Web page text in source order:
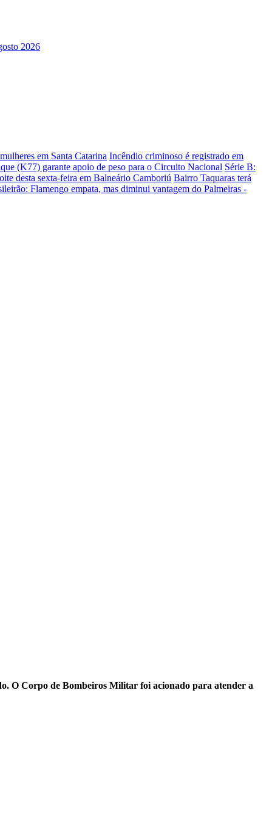
em Santa Catarina Incêndio criminoso é registrado em
(K77) garante apoio de peso para o Circuito Nacional Série B:
desta sexta-feira em Balneário Camboriú Bairro Taquaras terá
Flamengo empata, mas diminui vantagem do Palmeiras -
O Corpo de Bombeiros Militar foi acionado para atender a